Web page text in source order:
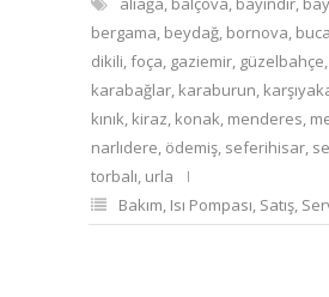
bergama, beydağ, bornova, buca
dikili,foça, gaziemir, güzelbahçe,
karabağlar, karaburun,
kınık, kiraz, konak, menderes,
narlıdere, ödemiş, seferihisar,
torbalı, urla
Bakım, Isı Pompası, Satış,